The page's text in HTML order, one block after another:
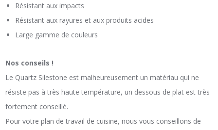
Résistant aux impacts
Résistant aux rayures et aux produits acides
Large gamme de couleurs
Nos conseils !
Le Quartz Silestone est malheureusement un matériau qui ne
résiste pas à très haute température, un dessous de plat est très
fortement conseillé.
Pour votre plan de travail de cuisine, nous vous conseillons de